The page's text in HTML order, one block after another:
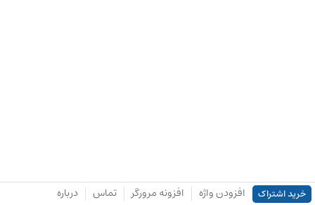
خرید اشتراک افزودن واژه افزونه مرورگر تماس درباره